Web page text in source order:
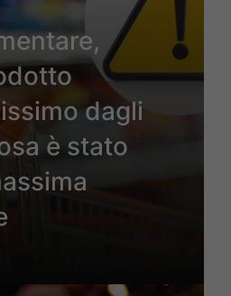
dagli
è stato